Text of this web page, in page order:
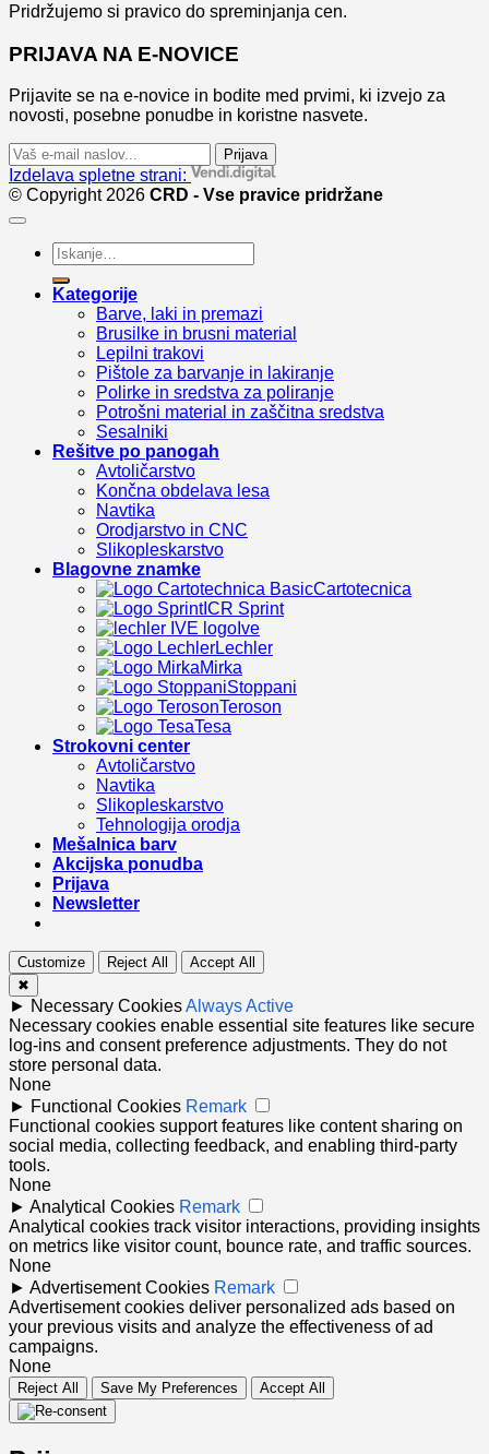
Pridržujemo si pravico do spreminjanja cen.
PRIJAVA NA E-NOVICE
Prijavite se na e-novice in bodite med prvimi, ki izvejo za
novosti, posebne ponudbe in koristne nasvete.
Prijava
Izdelava spletne strani:
© Copyright 2026 CRD - Vse pravice pridržane
Išči:
Kategorije
Barve, laki in premazi
Brusilke in brusni material
Lepilni trakovi
Pištole za barvanje in lakiranje
Polirke in sredstva za poliranje
Potrošni material in zaščitna sredstva
Sesalniki
Rešitve po panogah
Avtoličarstvo
Končna obdelava lesa
Navtika
Orodjarstvo in CNC
Slikopleskarstvo
Blagovne znamke
Cartotecnica
ICR Sprint
Ive
Lechler
Mirka
Stoppani
Teroson
Tesa
Strokovni center
Avtoličarstvo
Navtika
Slikopleskarstvo
Tehnologija orodja
Mešalnica barv
Akcijska ponudba
Prijava
Newsletter
Customize Reject All
Accept All
✖
► Necessary CookiesAlways Active
Necessary cookies enable essential site features like secure
log-ins and consent preference adjustments. They do not
store personal data.
None
► Functional Cookies Remark
Functional cookies support features like content sharing on
social media, collecting feedback, and enabling third-party
tools.
None
► Analytical Cookies Remark
Analytical cookies track visitor interactions, providing insights
on metrics like visitor count, bounce rate, and traffic sources.
None
► Advertisement Cookies Remark
Advertisement cookies deliver personalized ads based on
your previous visits and analyze the effectiveness of ad
campaigns.
None
Reject All Save My Preferences Accept All